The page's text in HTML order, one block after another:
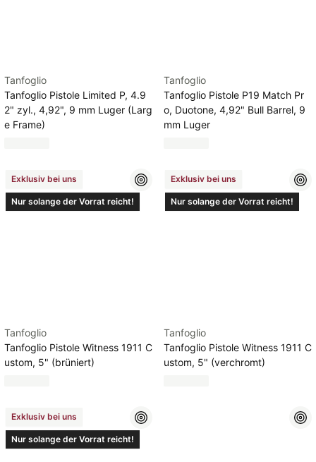
Tanfoglio
Tanfoglio Pistole Limited P, 4.9
2" zyl., 4,92", 9 mm Luger (Larg
e Frame)
Tanfoglio
Tanfoglio Pistole P19 Match Pr
o, Duotone, 4,92" Bull Barrel, 9
mm Luger
Exklusiv bei uns
Nur solange der Vorrat reicht!
Tanfoglio
Tanfoglio Pistole Witness 1911 C
ustom, 5" (brüniert)
Exklusiv bei uns
Nur solange der Vorrat reicht!
Tanfoglio
Tanfoglio Pistole Witness 1911 C
ustom, 5" (verchromt)
Exklusiv bei uns
Nur solange der Vorrat reicht!